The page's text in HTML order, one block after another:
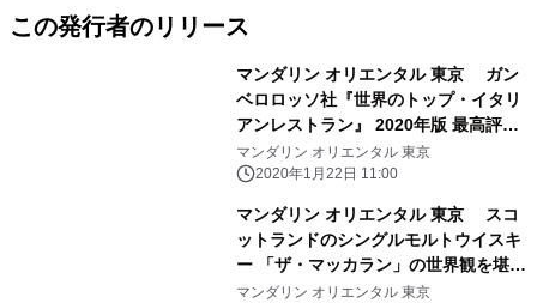
この発行者のリリース
マンダリン オリエンタル 東京 ガン
ベロロッソ社『世界のトップ・イタリ
アンレストラン』 2020年版 最高評価
獲得 「ピッツァバー on 38th」のピ
ッツァ生地を一新！ ～3月からは通年
トを実施～
マンダリン オリエンタル 東京
2020年1月22日 11:00
マンダリン オリエンタル 東京 スコ
ットランドのシングルモルトウイスキ
ー 「ザ・マッカラン」の世界観を堪能
できるポップアップバー 「The
マンダリン オリエンタル 東京